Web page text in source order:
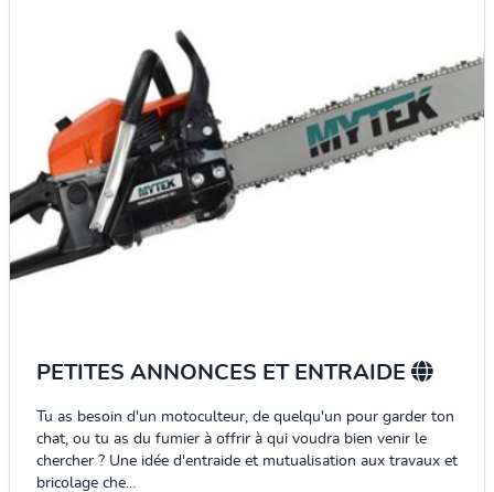
PETITES ANNONCES ET ENTRAIDE
Tu as besoin d'un motoculteur, de quelqu'un pour garder ton
chat, ou tu as du fumier à offrir à qui voudra bien venir le
chercher ? Une idée d'entraide et mutualisation aux travaux et
bricolage che...